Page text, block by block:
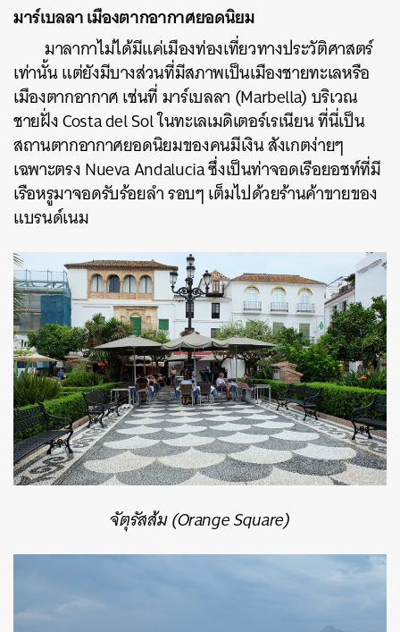
มาร์เบลลา เมืองตากอากาศยอดนิยม
มาลากาไม่ได้มีแค่เมืองท่องเที่ยวทางประวัติศาสตร์
เท่านั้น แต่ยังมีบางส่วนที่มีสภาพเป็นเมืองชายทะเลหรือ
เมืองตากอากาศ เช่นที่มาร์เบลลา (Marbella) บริเวณ
ชายฝั่ง Costa del Sol ในทะเลเมดิเตอร์เรเนียน ที่นี่เป็น
สถานตากอากาศยอดนิยมของคนมีเงิน สังเกตง่ายๆ
เฉพาะตรง Nueva Andalucia ซึ่งเป็นท่าจอดเรือยอชท์ที่มี
เรือหรูมาจอดรับร้อยลำ รอบๆ เต็มไปด้วยร้านค้าขายของ
แบรนด์เนม
จัตุรัสส้ม (Orange Square)
ค้นหา
SHARE TWEET LINE EMAIL